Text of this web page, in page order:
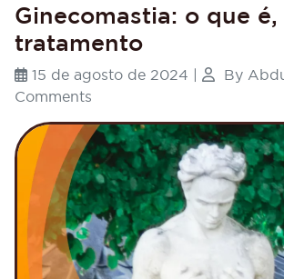
Ginecomastia: o que é,
tratamento
15 de agosto de 2024 | By
Comments